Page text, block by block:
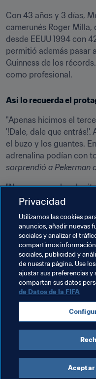
Con 43 años y 3 días,
camerunés Roger
desde EEUU 1994 con
permitió además pasar
Guinness de los
como profesional.
Así lo recuerda el
"Apenas hicimos el
'!Dale, dale que
el buzo y los guantes.
adrenalina podían con
sorprendió a Pekerman
"No me esperaba el
tribuna. Fue algo muy
"Este no es un récord
todo el fútbol
muy honrado en saber
Colombia en esta
Temas
Colombia
Privacidad
Utilizamos las cookies
anuncios, añadir nuevas
sociales y analizar el
compartimos
sociales, publicidad y
de nuestra página. Use
ajustar sus preferencias
compartan sus datos
de Datos de la FIFA
Aceptar